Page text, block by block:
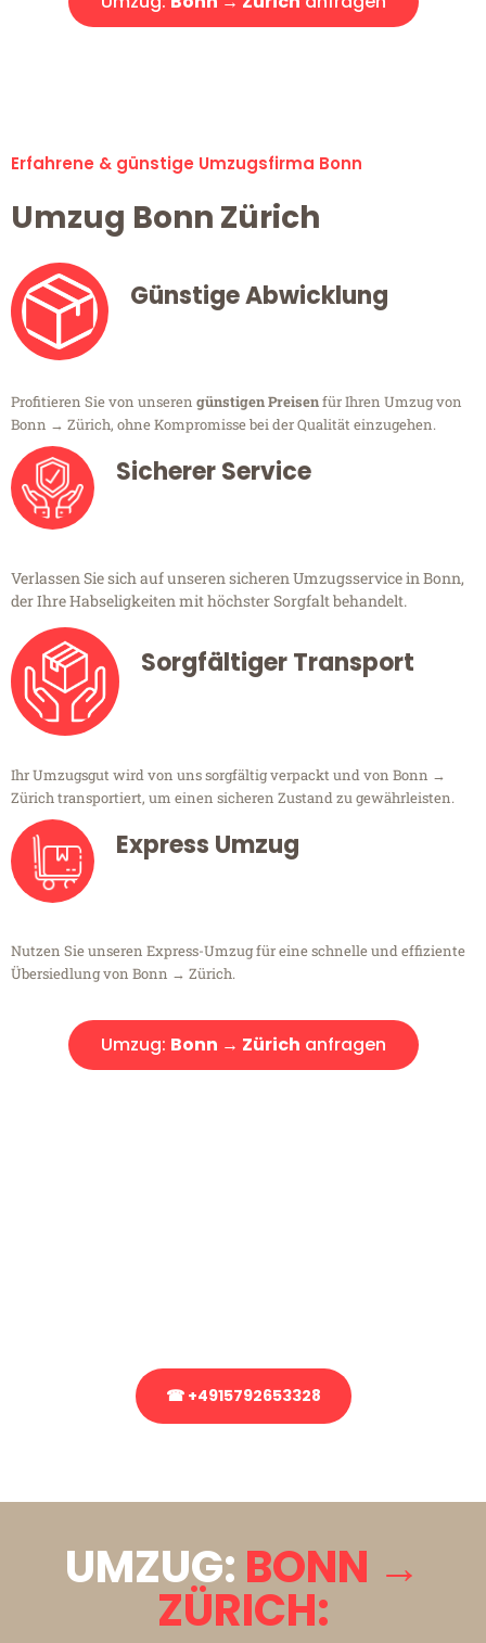
Erfahrene & günstige Umzugsfirma Bonn
Umzug Bonn Zürich
Günstige Abwicklung
Profitieren Sie von unseren günstigen Preisenfür Ihren Umzug von
Bonn → Zürich, ohne Kompromisse bei der Qualität einzugehen.
Sicherer Service
Verlassen Sie sich auf unseren sicheren Umzugsservice in Bonn,
der Ihre Habseligkeiten mit höchster Sorgfalt behandelt.
Sorgfältiger Transport
Ihr Umzugsgut wird von uns sorgfältig verpackt und von Bonn →
Zürich transportiert, um einen sicheren Zustand zu gewährleisten.
Express Umzug
Nutzen Sie unseren Express-Umzug für eine schnelle und effiziente
Übersiedlung von Bonn → Zürich.
Umzug: Bonn → Zürich anfragen
☎ +4915792653328
UMZUG: BONN →
ZÜRICH: